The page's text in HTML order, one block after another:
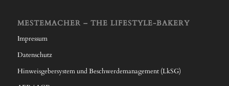
MESTEMACHER – THE LIFESTYLE-BAKERY
Impressum
Datenschutz
Hinweisgebersystem und Beschwerdemanagement (LkSG)